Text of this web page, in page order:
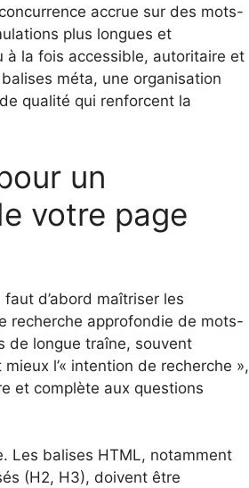
accrue sur des mots-
plus longues et
à la fois accessible, autoritaire et
méta, une organisation
qualité qui renforcent la
un
votre page
d’abord maîtriser les
recherche approfondie de mots-
de longue traîne, souvent
l’« intention de recherche »,
et complète aux questions
Les balises HTML, notamment
(H2, H3), doivent être